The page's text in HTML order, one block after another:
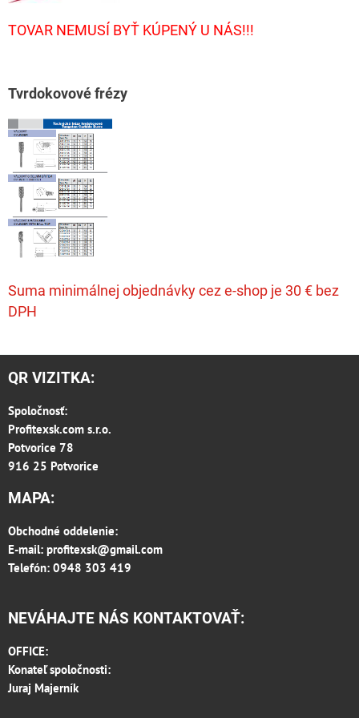
TOVAR NEMUSÍ BYŤ KÚPENÝ U NÁS!!!
Tvrdokovové frézy
Suma minimálnej objednávky cez e-shop je 30 € bez
DPH
QR VIZITKA:
Spoločnosť:
Profitexsk.com s.r.o.
Potvorice 78
916 25 Potvorice
MAPA:
Obchodné oddelenie:
E-mail: profitexsk@gmail.com
Telefón: 0948 303 419
NEVÁHAJTE NÁS KONTAKTOVAŤ:
OFFICE:
Konateľ spoločnosti:
Juraj Majerník